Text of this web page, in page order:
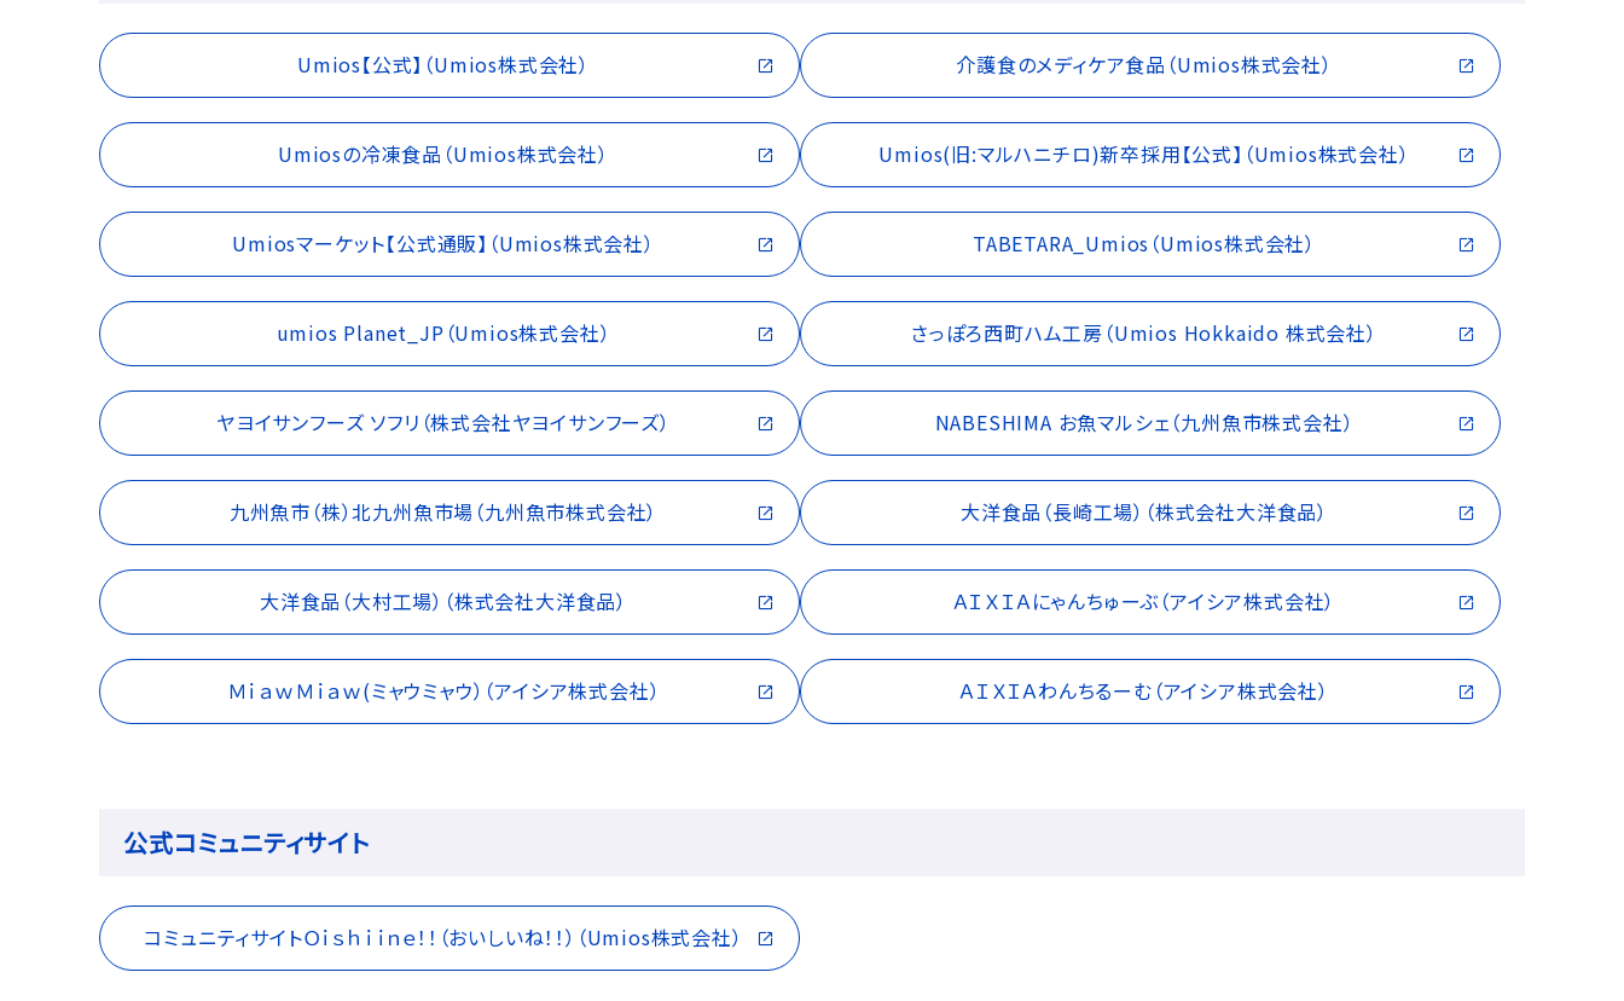
Umios【公式】（Umios株式会社） 介護食のメディケア食品（Umios株式会社）
Umiosの冷凍食品（Umios株式会社） Umios(旧:マルハニチロ)新卒採用【公式】（Umios株式会社）
Umiosマーケット【公式通販】（Umios株式会社） TABETARA_Umios（Umios株式会社）
umios Planet_JP（Umios株式会社） さっぽろ西町ハム工房（Umios Hokkaido 株式会社）
ヤヨイサンフーズ ソフリ（株式会社ヤヨイサンフーズ） NABESHIMA お魚マルシェ（九州魚市株式会社）
九州魚市（株）北九州魚市場（九州魚市株式会社） 大洋食品（長崎工場）（株式会社大洋食品）
大洋食品（大村工場）（株式会社大洋食品） ＡＩＸＩＡにゃんちゅーぶ（アイシア株式会社）
ＭｉａｗＭｉａｗ(ミャウミャウ）（アイシア株式会社） ＡＩＸＩＡわんちるーむ（アイシア株式会社）
公式コミュニティサイト
コミュニティサイトＯｉｓｈｉｉｎｅ！！（おいしいね！！）（Umios株式会社）